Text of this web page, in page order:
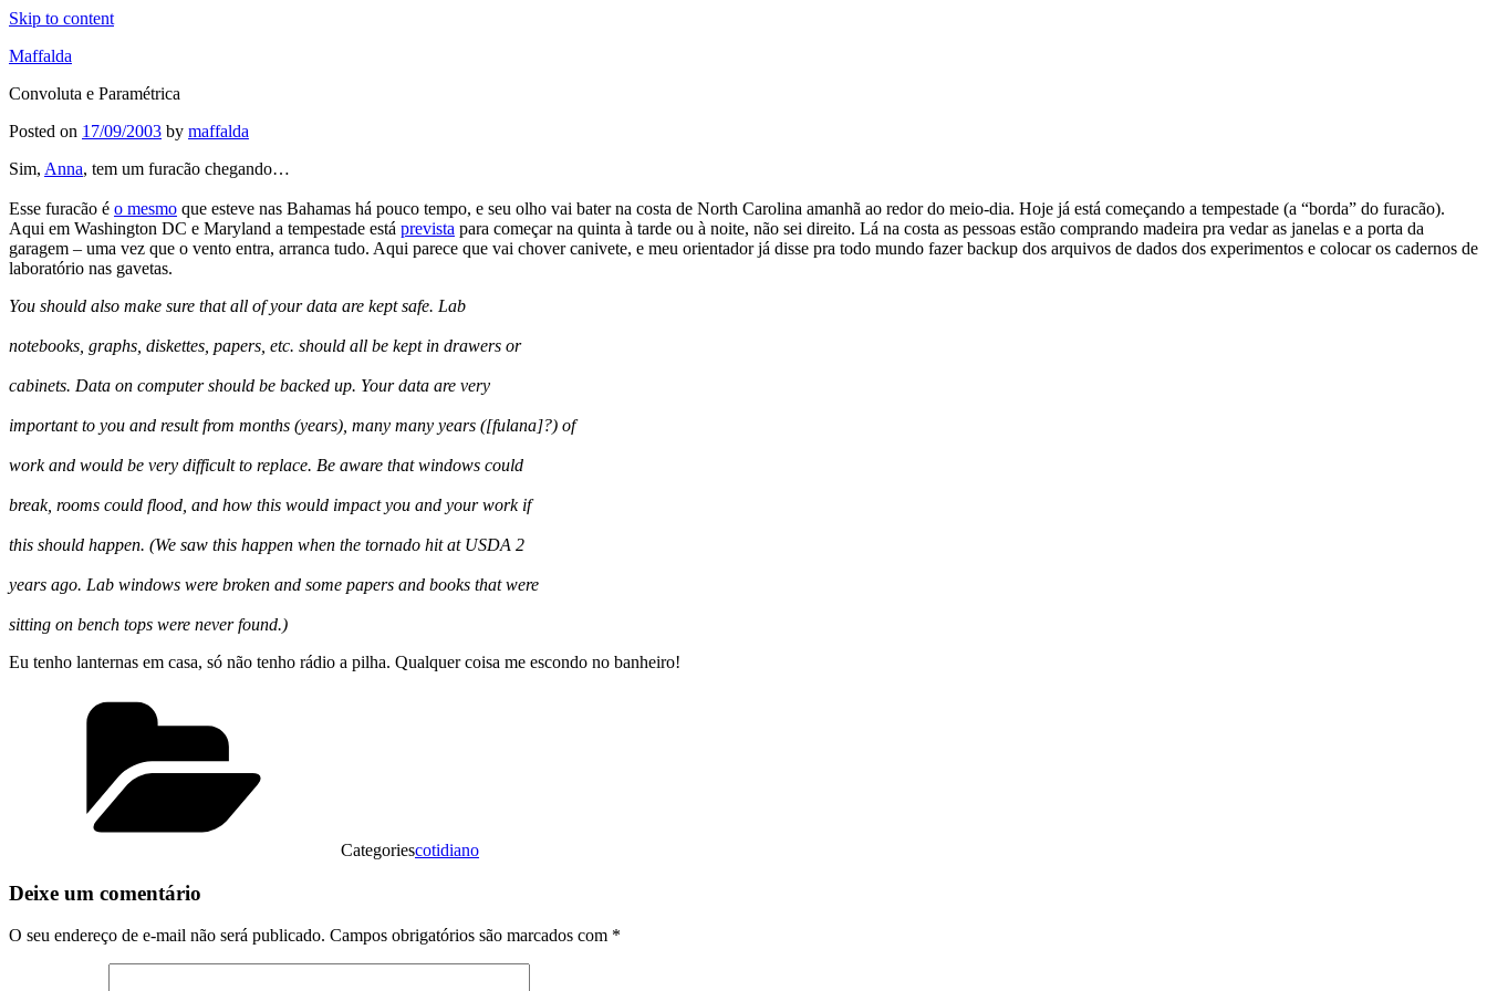
Skip to content
Maffalda
Convoluta e Paramétrica
Posted on 17/09/2003 by maffalda
Sim, Anna, tem um furacão chegando…
Esse furacão é o mesmo que esteve nas Bahamas há pouco tempo, e seu olho vai bater na costa de North Carolina amanhã ao redor do meio-dia. Hoje já está começando a tempestade (a “borda” do furacão).
Aqui em Washington DC e Maryland a tempestade está prevista para começar na quinta à tarde ou à noite, não sei direito. Lá na costa as pessoas estão comprando madeira pra vedar as janelas e a porta da
garagem – uma vez que o vento entra, arranca tudo. Aqui parece que vai chover canivete, e meu orientador já disse pra todo mundo fazer backup dos arquivos de dados dos experimentos e colocar os cadernos de
laboratório nas gavetas.
You should also make sure that all of your data are kept safe. Lab
notebooks, graphs, diskettes, papers, etc. should all be kept in drawers or
cabinets. Data on computer should be backed up. Your data are very
important to you and result from months (years), many many years ([fulana]?) of
work and would be very difficult to replace. Be aware that windows could
break, rooms could flood, and how this would impact you and your work if
this should happen. (We saw this happen when the tornado hit at USDA 2
years ago. Lab windows were broken and some papers and books that were
sitting on bench tops were never found.)
Eu tenho lanternas em casa, só não tenho rádio a pilha. Qualquer coisa me escondo no banheiro!
Categoriescotidiano
Deixe um comentário
O seu endereço de e-mail não será publicado. Campos obrigatórios são marcados com *